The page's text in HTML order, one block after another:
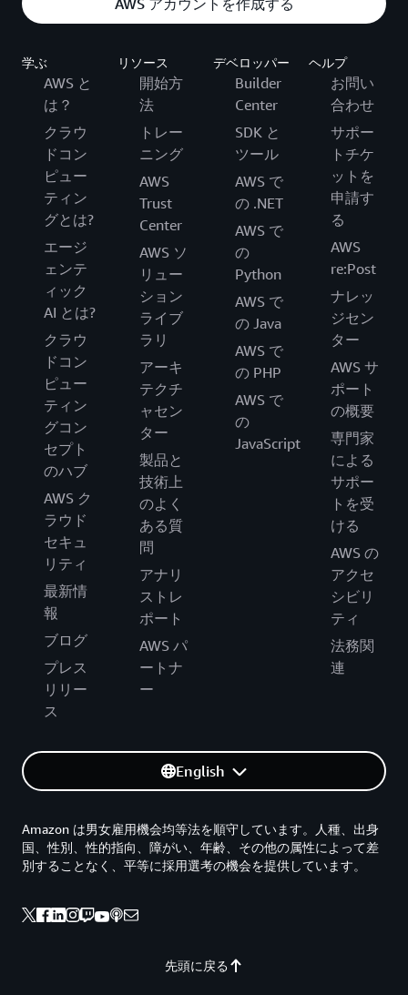
AWS アカウントを作成する
学ぶ
AWS と
は？
クラウ
ドコン
ピュー
ティン
グとは?
エージ
ェンテ
ィック
AI とは?
クラウ
ドコン
ピュー
ティン
グコン
セプト
のハブ
AWS ク
ラウド
セキュ
リティ
最新情
報
ブログ
プレス
リリー
ス
リソース
開始方
法
トレー
ニング
AWS
Trust
Center
AWS ソ
リュー
ション
ライブ
ラリ
アーキ
テクチ
ャセン
ター
製品と
技術上
のよく
ある質
問
アナリ
ストレ
ポート
AWS パ
ートナ
ー
デベロッパー
Builder
Center
SDK と
ツール
AWS で
の .NET
AWS で
の
Python
AWS で
の Java
AWS で
の PHP
AWS で
の
JavaScript
ヘルプ
お問い
合わせ
サポー
トチケ
ットを
申請す
る
AWS
re:Post
ナレッ
ジセン
ター
AWS サ
ポート
の概要
専門家
による
サポー
トを受
ける
AWS の
アクセ
シビリ
ティ
法務関
連
English
先頭に戻る
Amazon は男女雇用機会均等法を順守しています。人種、出身
国、性別、性的指向、障がい、年齢、その他の属性によって差
別することなく、平等に採用選考の機会を提供しています。